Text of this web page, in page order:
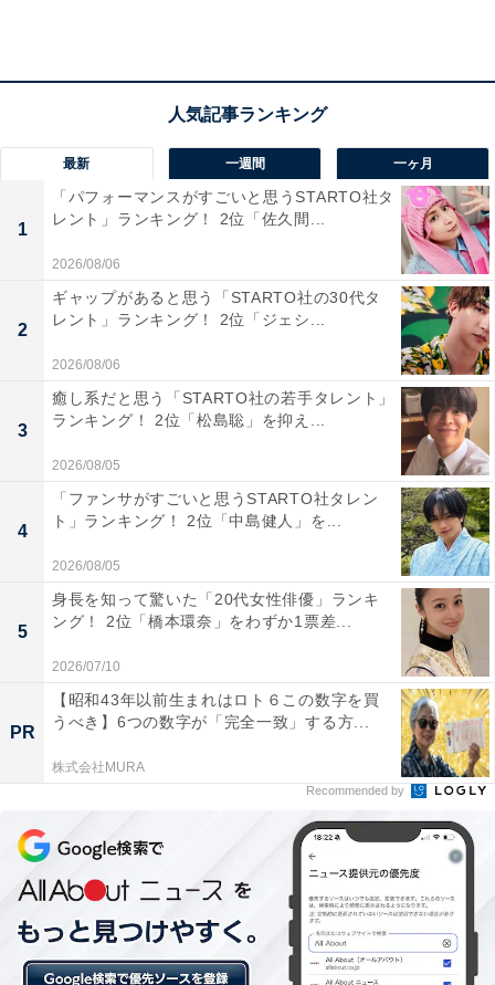
どの声が聞かれました。
『時効警察』（2006～2019年）
最新 一週間 一ヶ月
1
「パフォーマンスがすごいと思うSTARTO社タ
レント」ランキング！ 2位「佐久間...
2026/08/06
2
ギャップがあると思う「STARTO社の30代タ
レント」ランキング！ 2位「ジェシ...
2026/08/06
3
癒し系だと思う「STARTO社の若手タレント」
ランキング！ 2位「松島聡」を抑え...
2026/08/05
4
「ファンサがすごいと思うSTARTO社タレン
ト」ランキング！ 2位「中島健人」を...
2026/08/05
5
身長を知って驚いた「20代女性俳優」ランキ
ング！ 2位「橋本環奈」をわずか1票差...
2026/07/10
PR
【昭和43年以前生まれはロト６この数字を買
うべき】6つの数字が「完全一致」する方...
株式会社MURA
Recommended by